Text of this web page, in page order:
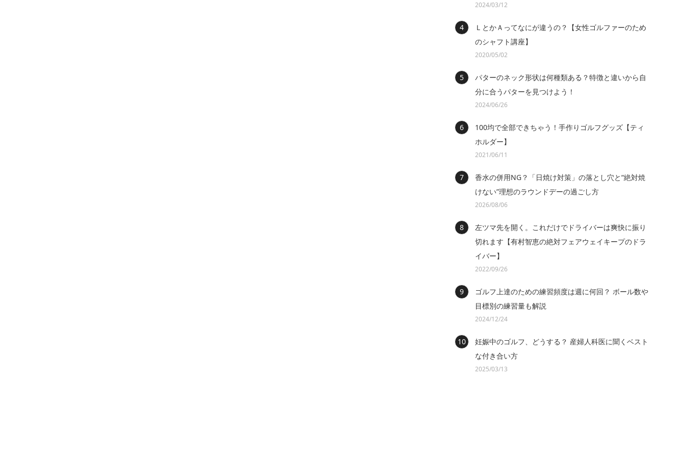
2024/03/12
ＬとかＡってなにが違うの？【女性ゴルファーのため
のシャフト講座】
2020/05/02
パターのネック形状は何種類ある？特徴と違いから自
分に合うパターを見つけよう！
2024/06/26
100均で全部できちゃう！手作りゴルフグッズ【ティ
ホルダー】
2021/06/11
香水の併用NG？「日焼け対策」の落とし穴と“絶対焼
けない”理想のラウンドデーの過ごし方
2026/08/06
左ツマ先を開く。これだけでドライバーは爽快に振り
切れます【有村智恵の絶対フェアウェイキープのドラ
イバー】
2022/09/26
ゴルフ上達のための練習頻度は週に何回？ ボール数や
目標別の練習量も解説
2024/12/24
妊娠中のゴルフ、どうする？ 産婦人科医に聞くベスト
な付き合い方
2025/03/13